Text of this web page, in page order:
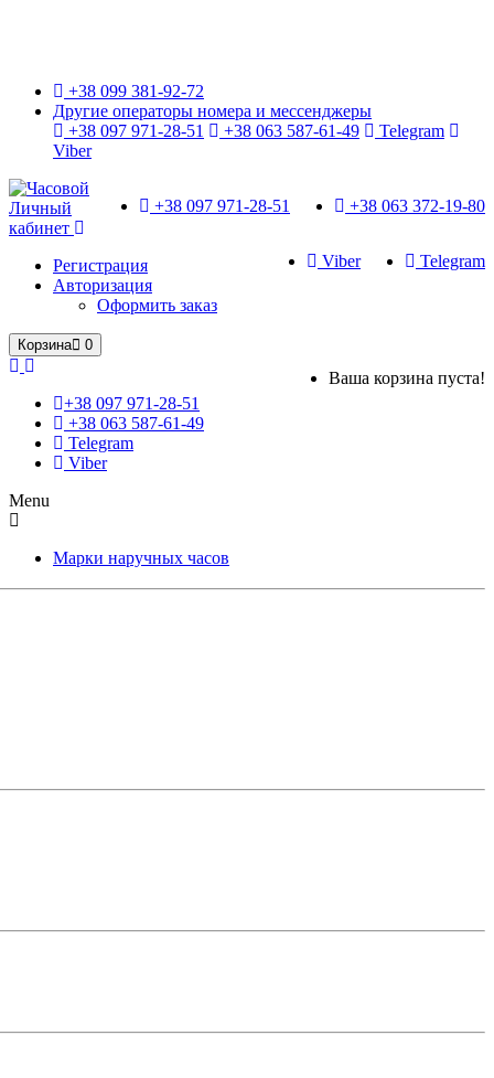
+38 099 381-92-72
Другие операторы номера и мессенджеры
+38 097 971-28-51
+38 063 587-61-49
Telegram
Viber
+38 063 372-19-80
+38 097 971-28-51
Telegram
Viber
Личный
кабинет
Регистрация
Авторизация
Оформить заказ
Корзина 0
Ваша корзина пуста!
+38 097 971-28-51
+38 063 587-61-49
Telegram
Viber
Menu
Марки наручных часов